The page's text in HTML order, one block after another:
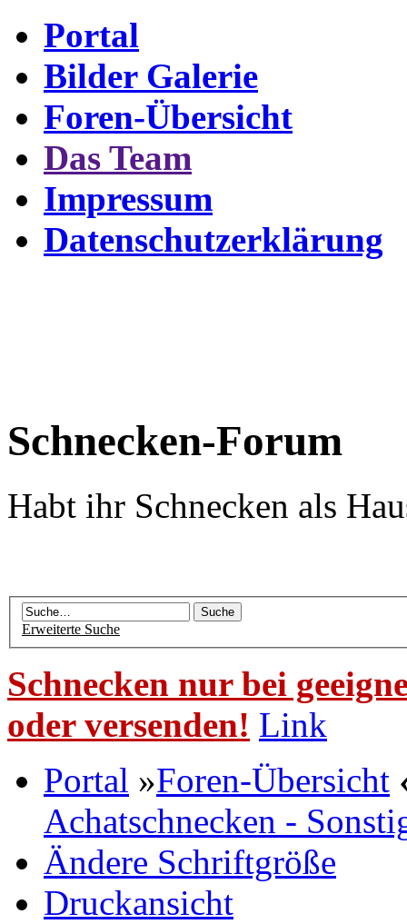
Portal
Bilder Galerie
Foren-Übersicht
Das Team
Impressum
Datenschutzerklärung
Schnecken-Forum
Habt ihr Schnecken als
Erweiterte Suche
Schnecken nur bei
oder versenden! Link
Portal »Foren-Übersicht
Achatschnecken -
Ändere Schriftgröße
Druckansicht